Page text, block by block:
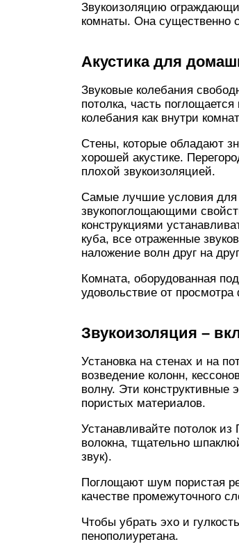
Звукоизоляцию
комнаты. Она существенно
Акустика для
Звуковые колебания
потолка, часть
колебания как внутри
Стены, которые обладают
хорошей акустике.
плохой звукоизоляцией.
Самые лучшие условия для
звукопоглощающими
конструкциями
куба, все отраженные
наложение волн друг на
Комната, оборудованная
удовольствие от
Звукоизоляция –
Установка на стенах и на
возведение колонн,
волну. Эти конструктивные
пористых материалов.
Устанавливайте потолок
волокна, тщательно
звук).
Поглощают шум пористая
качестве промежуточного
Чтобы убрать эхо и
пенополиуретана.